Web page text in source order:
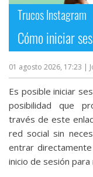
Más
temas
Foros
Contacto
/
Sobre
nosotros
Trucos Instagram
Cómo iniciar
01 agosto 2026, 17:23 |
Es posible iniciar
posibilidad que
través de este
red social sin
entrar
inicio de sesión